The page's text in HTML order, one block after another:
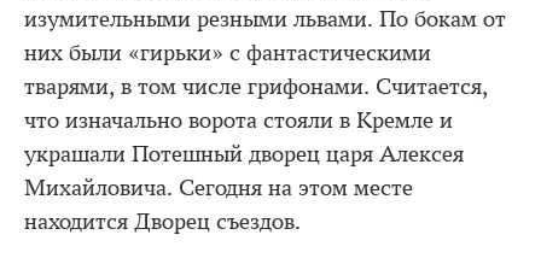
изумительными резными львами. По бокам от
них были «гирьки» с фантастическими
тварями, в том числе грифонами. Считается,
что изначально ворота стояли в Кремле и
украшали Потешный дворец царя Алексея
Михайловича. Сегодня на этом месте
находится Дворец съездов.